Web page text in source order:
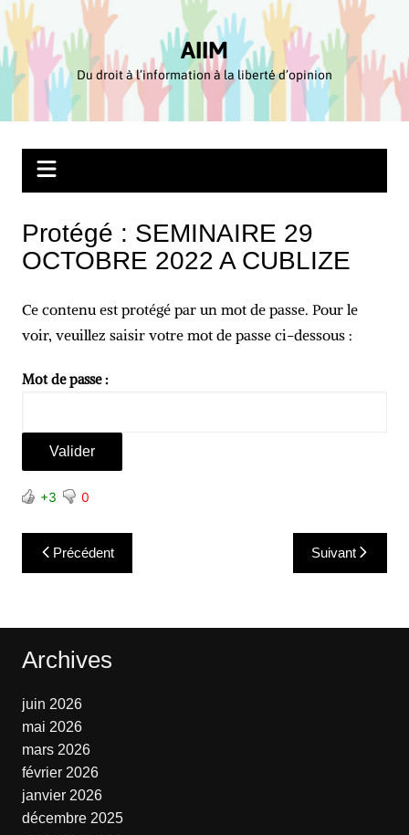
Aller
au
contenu
AIIM
Du droit à l’information à la liberté d’opinion
Protégé : SEMINAIRE 29
OCTOBRE 2022 A CUBLIZE
Ce contenu est protégé par un mot de passe. Pour le
voir, veuillez saisir votre mot de passe ci-dessous :
Mot de passe :
+3 0
Navigation
de
Précédent Suivant
Archives
juin 2026
mai 2026
mars 2026
février 2026
janvier 2026
décembre 2025